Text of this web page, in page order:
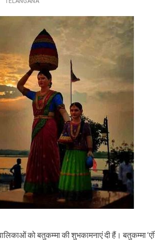
को बतुकम्मा की शुभकामनाएं दी हैं। बतुकम्मा